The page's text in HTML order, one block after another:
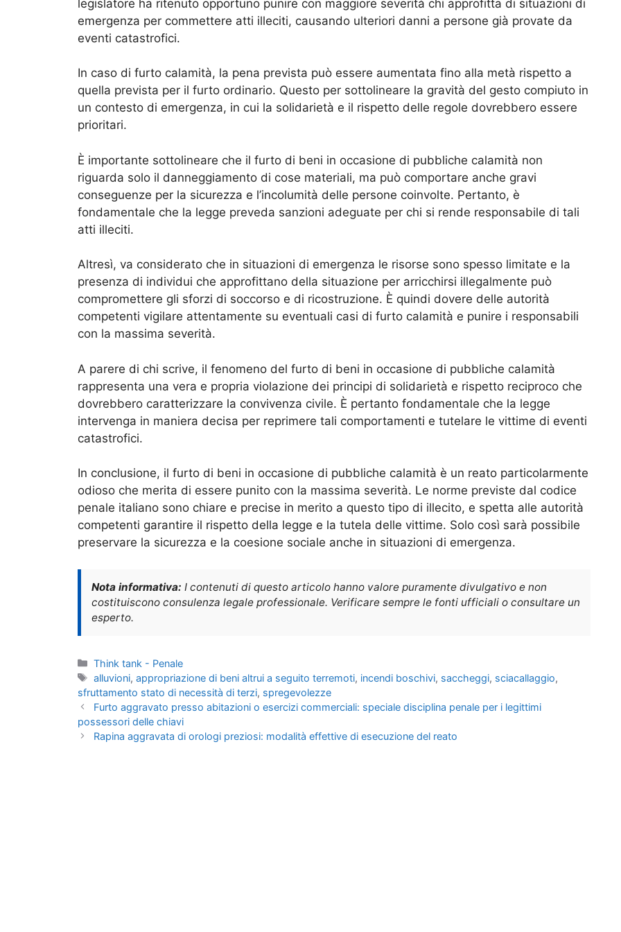
legislatore ha ritenuto opportuno punire con maggiore severità chi approfitta di situazioni di
emergenza per commettere atti illeciti, causando ulteriori danni a persone già provate da
eventi catastrofici.
In caso di furto calamità, la pena prevista può essere aumentata fino alla metà rispetto a
quella prevista per il furto ordinario. Questo per sottolineare la gravità del gesto compiuto in
un contesto di emergenza, in cui la solidarietà e il rispetto delle regole dovrebbero essere
prioritari.
È importante sottolineare che il furto di beni in occasione di pubbliche calamità non
riguarda solo il danneggiamento di cose materiali, ma può comportare anche gravi
conseguenze per la sicurezza e l’incolumità delle persone coinvolte. Pertanto, è
fondamentale che la legge preveda sanzioni adeguate per chi si rende responsabile di tali
atti illeciti.
Altresì, va considerato che in situazioni di emergenza le risorse sono spesso limitate e la
presenza di individui che approfittano della situazione per arricchirsi illegalmente può
compromettere gli sforzi di soccorso e di ricostruzione. È quindi dovere delle autorità
competenti vigilare attentamente su eventuali casi di furto calamità e punire i responsabili
con la massima severità.
A parere di chi scrive, il fenomeno del furto di beni in occasione di pubbliche calamità
rappresenta una vera e propria violazione dei principi di solidarietà e rispetto reciproco che
dovrebbero caratterizzare la convivenza civile. È pertanto fondamentale che la legge
intervenga in maniera decisa per reprimere tali comportamenti e tutelare le vittime di eventi
catastrofici.
In conclusione, il furto di beni in occasione di pubbliche calamità è un reato particolarmente
odioso che merita di essere punito con la massima severità. Le norme previste dal codice
penale italiano sono chiare e precise in merito a questo tipo di illecito, e spetta alle autorità
competenti garantire il rispetto della legge e la tutela delle vittime. Solo così sarà possibile
preservare la sicurezza e la coesione sociale anche in situazioni di emergenza.
Nota informativa: I contenuti di questo articolo hanno valore puramente divulgativo e non
costituiscono consulenza legale professionale. Verificare sempre le fonti ufficiali o consultare un
esperto.
Categorie
Think tank - Penale
Tag
alluvioni,appropriazione di beni altrui a seguito terremoti, incendi boschivi, saccheggi, sciacallaggio,
sfruttamento stato di necessità di terzi, spregevolezze
Furto aggravato presso abitazioni o esercizi commerciali: speciale disciplina penale per i legittimi
possessori delle chiavi
Rapina aggravata di orologi preziosi: modalità effettive di esecuzione del reato